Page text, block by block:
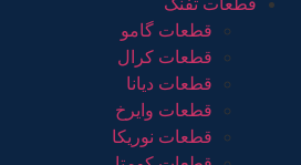
قطعات تفنگ
قطعات گامو
قطعات کرال
قطعات دیانا
قطعات وایرخ
قطعات نوریکا